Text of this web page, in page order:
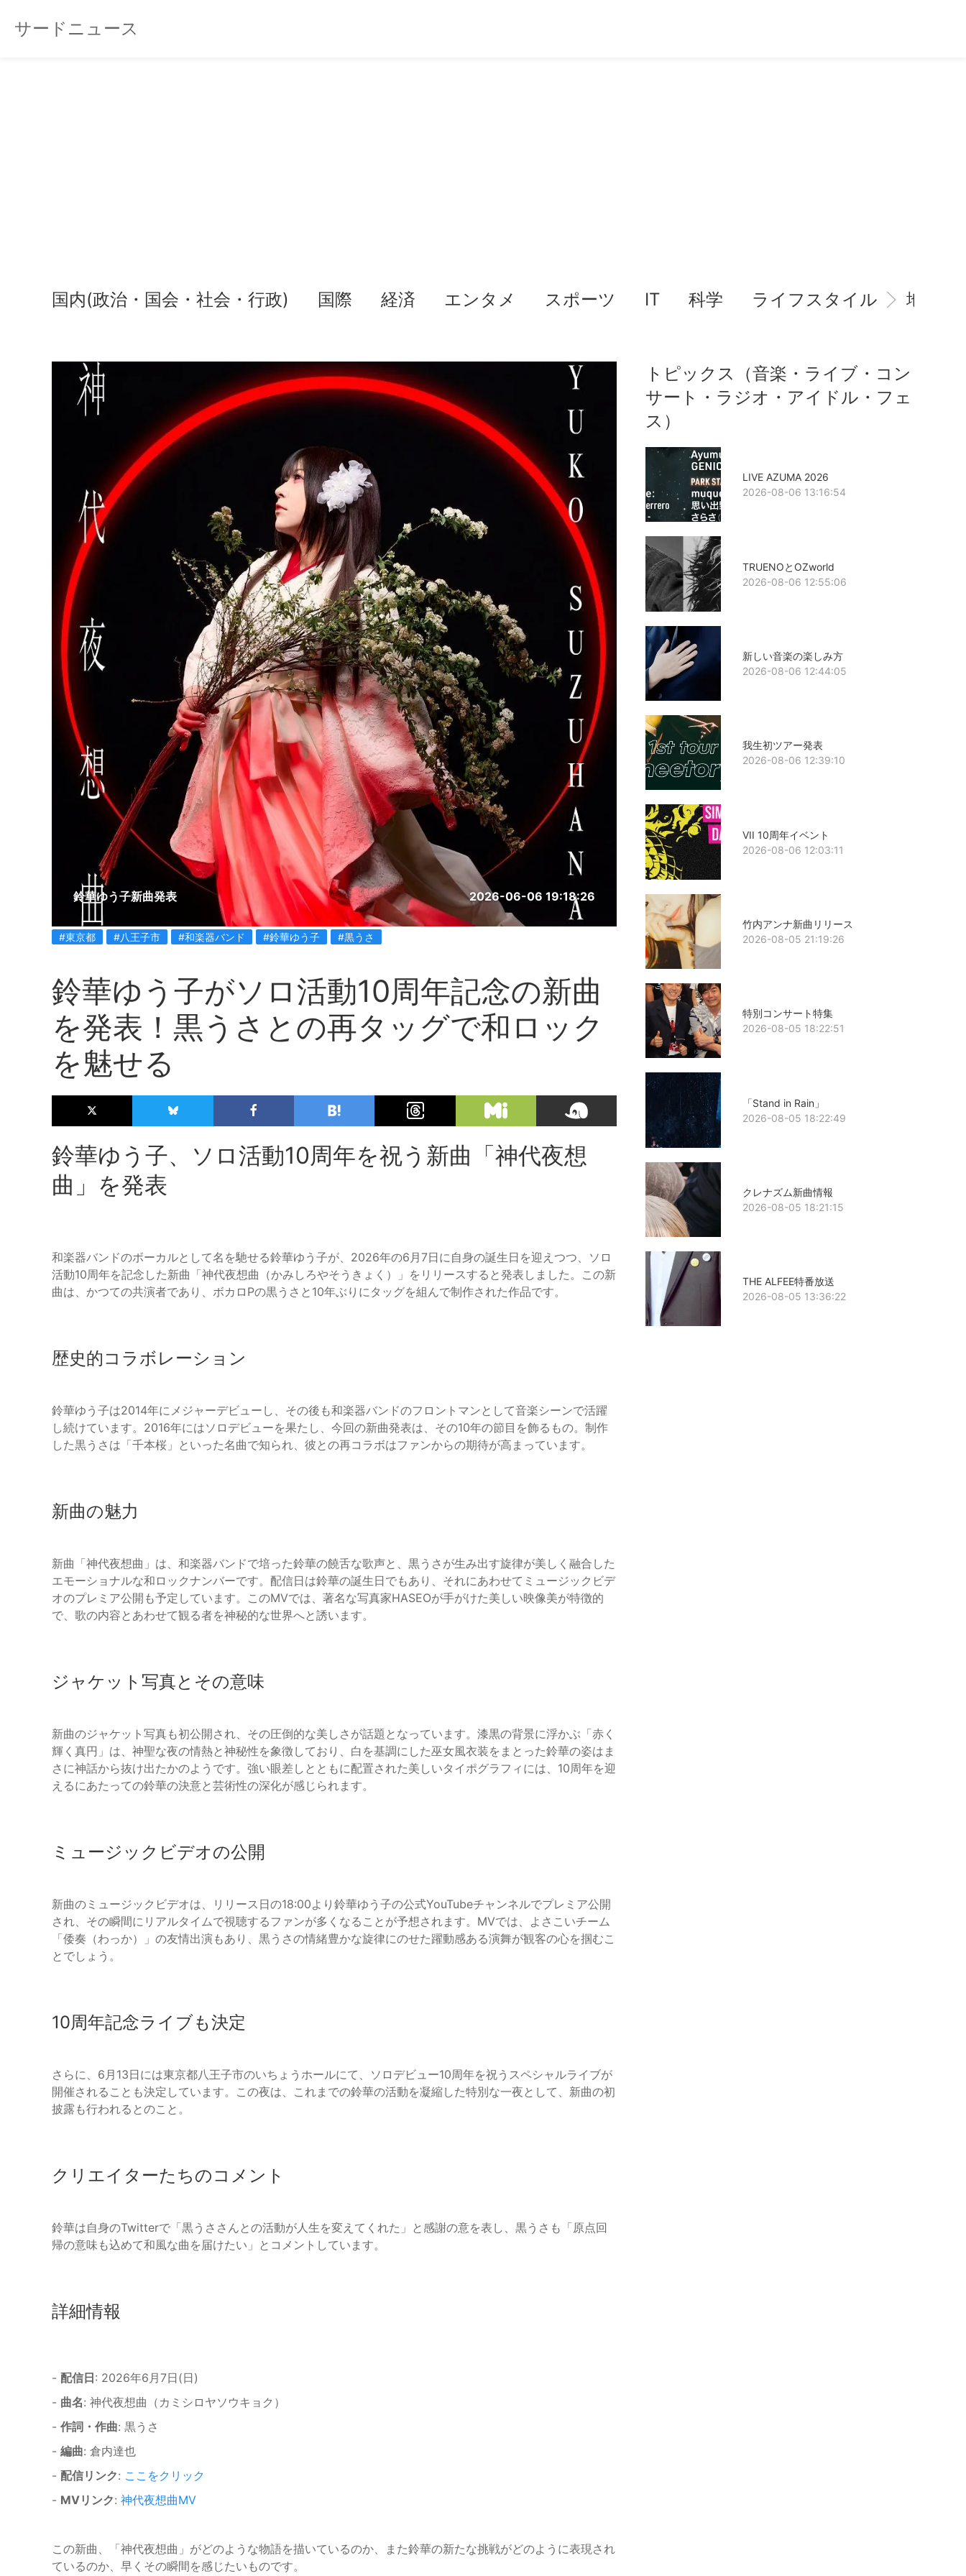
サードニュース
国内(政治・国会・社会・行政) 国際 経済 エンタメ スポーツ IT 科学 ライフスタイル 地域情
鈴華ゆう子新曲発表 2026-06-06 19:18:26
#東京都 #八王子市 #和楽器バンド #鈴華ゆう子 #黒うさ
鈴華ゆう子がソロ活動10周年記念の新曲
を発表！黒うさとの再タッグで和ロック
を魅せる
鈴華ゆう子、ソロ活動10周年を祝う新曲「神代夜想
曲」を発表
和楽器バンドのボーカルとして名を馳せる鈴華ゆう子が、2026年の6月7日に自身の誕生日を迎えつつ、ソロ
活動10周年を記念した新曲「神代夜想曲（かみしろやそうきょく）」をリリースすると発表しました。この新
曲は、かつての共演者であり、ボカロPの黒うさと10年ぶりにタッグを組んで制作された作品です。
歴史的コラボレーション
鈴華ゆう子は2014年にメジャーデビューし、その後も和楽器バンドのフロントマンとして音楽シーンで活躍
し続けています。2016年にはソロデビューを果たし、今回の新曲発表は、その10年の節目を飾るもの。制作
した黒うさは「千本桜」といった名曲で知られ、彼との再コラボはファンからの期待が高まっています。
新曲の魅力
新曲「神代夜想曲」は、和楽器バンドで培った鈴華の饒舌な歌声と、黒うさが生み出す旋律が美しく融合した
エモーショナルな和ロックナンバーです。配信日は鈴華の誕生日でもあり、それにあわせてミュージックビデ
オのプレミア公開も予定しています。このMVでは、著名な写真家HASEOが手がけた美しい映像美が特徴的
で、歌の内容とあわせて観る者を神秘的な世界へと誘います。
ジャケット写真とその意味
新曲のジャケット写真も初公開され、その圧倒的な美しさが話題となっています。漆黒の背景に浮かぶ「赤く
輝く真円」は、神聖な夜の情熱と神秘性を象徴しており、白を基調にした巫女風衣装をまとった鈴華の姿はま
さに神話から抜け出たかのようです。強い眼差しとともに配置された美しいタイポグラフィには、10周年を迎
えるにあたっての鈴華の決意と芸術性の深化が感じられます。
ミュージックビデオの公開
新曲のミュージックビデオは、リリース日の18:00より鈴華ゆう子の公式YouTubeチャンネルでプレミア公開
され、その瞬間にリアルタイムで視聴するファンが多くなることが予想されます。MVでは、よさこいチーム
「倭奏（わっか）」の友情出演もあり、黒うさの情緒豊かな旋律にのせた躍動感ある演舞が観客の心を掴むこ
とでしょう。
10周年記念ライブも決定
さらに、6月13日には東京都八王子市のいちょうホールにて、ソロデビュー10周年を祝うスペシャルライブが
開催されることも決定しています。この夜は、これまでの鈴華の活動を凝縮した特別な一夜として、新曲の初
披露も行われるとのこと。
クリエイターたちのコメント
鈴華は自身のTwitterで「黒うささんとの活動が人生を変えてくれた」と感謝の意を表し、黒うさも「原点回
帰の意味も込めて和風な曲を届けたい」とコメントしています。
詳細情報
- 配信日: 2026年6月7日(日)
- 曲名: 神代夜想曲（カミシロヤソウキョク）
- 作詞・作曲: 黒うさ
- 編曲: 倉内達也
- 配信リンク: ここをクリック
- MVリンク: 神代夜想曲MV
この新曲、「神代夜想曲」がどのような物語を描いているのか、また鈴華の新たな挑戦がどのように表現され
ているのか、早くその瞬間を感じたいものです。
トピックス（音楽・ライブ・コン
サート・ラジオ・アイドル・フェ
ス）
LIVE AZUMA 2026
2026-08-06 13:16:54
TRUENOとOZworld
2026-08-06 12:55:06
新しい音楽の楽しみ方
2026-08-06 12:44:05
我生初ツアー発表
2026-08-06 12:39:10
VII 10周年イベント
2026-08-06 12:03:11
竹内アンナ新曲リリース
2026-08-05 21:19:26
特別コンサート特集
2026-08-05 18:22:51
「Stand in Rain」
2026-08-05 18:22:49
クレナズム新曲情報
2026-08-05 18:21:15
THE ALFEE特番放送
2026-08-05 13:36:22